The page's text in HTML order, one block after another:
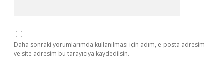
Daha sonraki yorumlarımda kullanılması için adım, e-posta adresim
ve site adresim bu tarayıcıya kaydedilsin.